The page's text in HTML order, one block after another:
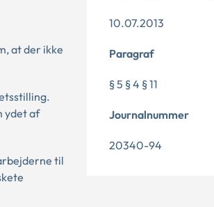
at der ikke
ydet af
til
10.07.2013
Paragraf
§ 5 § 4 § 11
Journalnummer
20340-94